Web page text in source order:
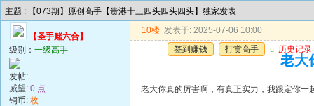
主题 : 【073期】原创高手【贵港十三四头四头四头】独家发表
【圣手赌六合】
级别： 一级高手
发帖:
威望: 0 点
铜币: 枚
10楼 发表于: 2025-07-06 10:00
签到赚钱
打赏高手 u 历史记录
老大
老大你真的厉害啊，有真正实力，我跟定你一